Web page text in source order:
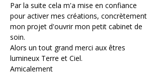
Par la suite cela m'a mise en confiance
pour activer mes créations, concrètement
mon projet d'ouvrir mon petit cabinet de
soin.
Alors un tout grand merci aux êtres
lumineux Terre et Ciel.
Amicalement